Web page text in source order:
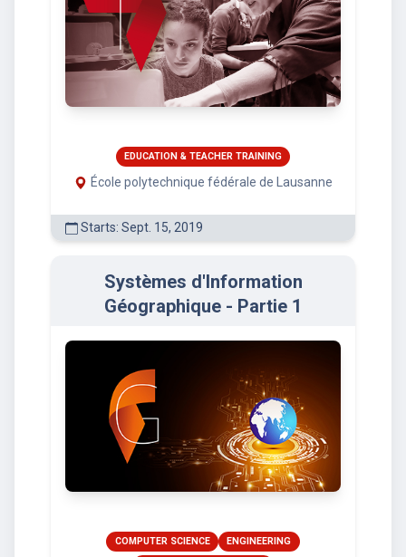
EDUCATION & TEACHER TRAINING
École polytechnique fédérale de Lausanne
Starts: Sept. 15, 2019
Systèmes d'Information
Géographique - Partie 1
COMPUTER SCIENCE
ENGINEERING